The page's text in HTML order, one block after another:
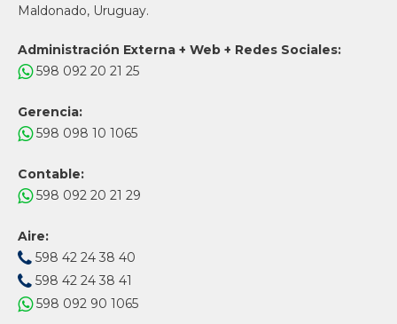
Maldonado, Uruguay.
Administración Externa + Web + Redes Sociales:
598 092 20 21 25
Gerencia:
598 098 10 1065
Contable:
598 092 20 21 29
Aire:
598 42 24 38 40
598 42 24 38 41
598 092 90 1065